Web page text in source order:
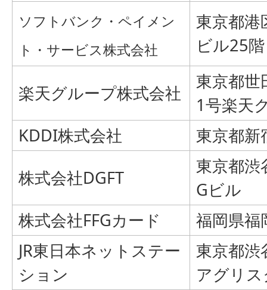
ソフトバンク・ペイメン
ト・サービス株式会社
東京都港
ビル25階
楽天グループ株式会社
東京都世
1号楽天
KDDI株式会社
東京都新
株式会社DGFT
東京都
Gビル
株式会社FFGカード
福岡県福
JR東日本ネットステー
ション
東京都
アグリ